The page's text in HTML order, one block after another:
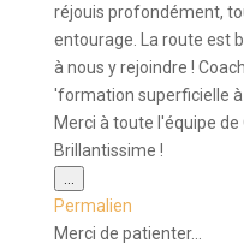
réjouis profondément,
entourage. La route est
à nous y rejoindre !
'formation superficielle à
Merci à toute l'équipe de
Brillantissime !
cette
boîte
méta.
Permalien
Merci de patienter...